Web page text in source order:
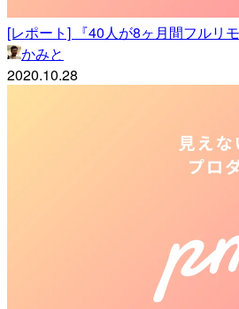
[レポート] 『40人が8ヶ月間フルリ
かみと
2020.10.28